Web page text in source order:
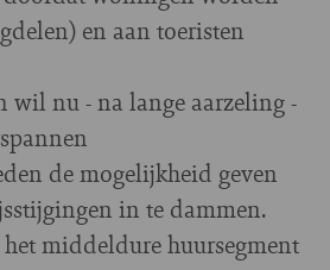
en aan toeristen
nu - na lange aarzeling -
de mogelijkheid geven
in te dammen.
middeldure huursegment